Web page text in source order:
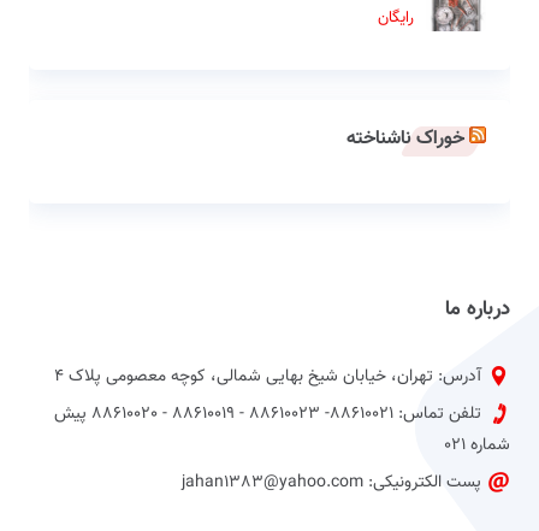
رایگان
خوراک ناشناخته
درباره ما
آدرس: تهران، خیابان شیخ بهایی شمالی، کوچه معصومی پلاک 4
تلفن تماس: 88610021- 88610023 - 88610019 - 88610020 پیش
شماره 021
پست الکترونیکی: jahan1383@yahoo.com